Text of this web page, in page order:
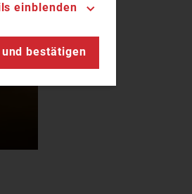
einblenden
bestätigen